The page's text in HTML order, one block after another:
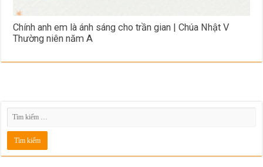
Chính anh em là ánh sáng cho trần gian | Chúa Nhật V
Thường niên năm A